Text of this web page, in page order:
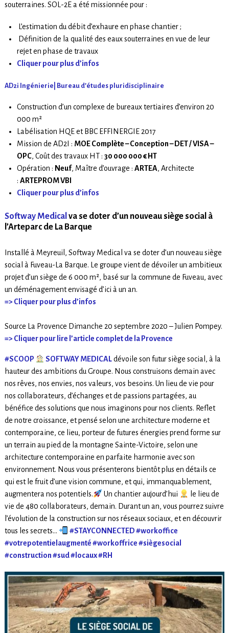
souterraines. SOL-2E a été missionnée pour :
L’estimation du débit d’exhaure en phase chantier ;
Définition de la qualité des eaux souterraines en vue de leur
rejet en phase de travaux
Cliquer pour plus d’infos
AD2i Ingénierie| Bureau d’études pluridisciplinaire
Construction d’un complexe de bureaux tertiaires d’environ 20
000 m²
Labélisation HQE et BBC EFFINERGIE 2017
Mission de AD2I : MOE Complète – Conception – DET / VISA –
OPC, Coût des travaux HT : 30 000 000 € HT
Opération : Neuf, Maître d’ouvrage : ARTEA, Architecte
: ARTEPROM VBI
Cliquer pour plus d’infos
Softway Medical va se doter d’un nouveau siège social à
l’Arteparc de La Barque
Installé à Meyreuil, Softway Medical va se doter d’un nouveau siège
social à Fuveau-La Barque. Le groupe vient de dévoiler un ambitieux
projet d’un siège de 6 000 m², basé sur la commune de Fuveau, avec
un déménagement envisagé d’ici à un an.
=> Cliquer pour plus d’infos
Source La Provence Dimanche 20 septembre 2020 – Julien Pompey.
=> Cliquer pour lire l’article complet de la Provence
#SCOOP SOFTWAY MEDICALdévoile son futur siège social, à la
hauteur des ambitions du Groupe. Nous construisons demain avec
nos rêves, nos envies, nos valeurs, vos besoins. Un lieu de vie pour
nos collaborateurs, d’échanges et de passions partagées, au
bénéfice des solutions que nous imaginons pour nos clients. Reflet
de notre croissance, et pensé selon une architecture moderne et
contemporaine, ce lieu, porteur de futures énergies prend forme sur
un terrain au pied de la montagne Sainte-Victoire, selon une
architecture contemporaine en parfaite harmonie avec son
environnement. Nous vous présenterons bientôt plus en détails ce
qui est le fruit d’une vision commune, et qui, immanquablement,
augmentera nos potentiels.
Un chantier aujourd’hui
le lieu de
vie de 480 collaborateurs, demain. Durant un an, vous pourrez suivre
l’évolution de la construction sur nos réseaux sociaux, et en découvrir
tous les secrets…
#STAYCONNECTED#workoffice
#votrepotentielaugmenté#workoffrice#siègesocial
#construction#sud#locaux#RH